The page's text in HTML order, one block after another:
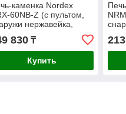
каменка Nordex
60NB-Z (с пультом,
нержавейка,
оцинковка) Sawo
830₸
Купить